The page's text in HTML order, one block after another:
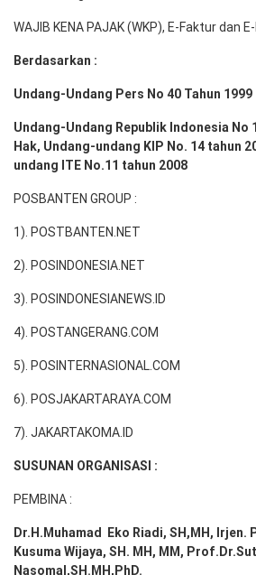
WAJIB KENA PAJAK (WKP), E-Faktur dan
Berdasarkan :
Undang-Undang Pers No 40 Tahun 1999
Undang-Undang Republik Indonesia No
Hak, Undang-undang KIP No. 14 tahun
undang ITE No.11 tahun 2008
POSBANTEN GROUP :
1). POSTBANTEN.NET
2). POSINDONESIA.NET
3). POSINDONESIANEWS.ID
4). POSTANGERANG.COM
5). POSINTERNASIONAL.COM
6). POSJAKARTARAYA.COM
7). JAKARTAKOMA.ID
SUSUNAN ORGANISASI :
PEMBINA :
Dr.H.Muhamad Eko Riadi, SH,MH , Irjen.
Kusuma Wijaya, SH. MH, MM, Prof.
Nasomal,SH.MH,PhD.